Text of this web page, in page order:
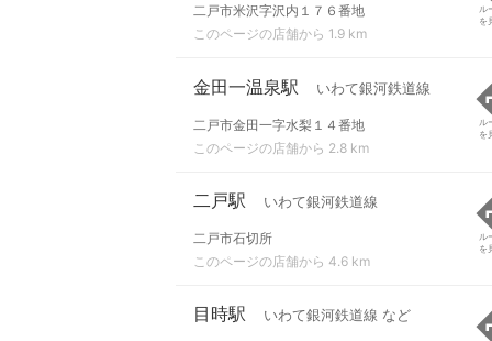
二戸市米沢字沢内１７６番地
このページの店舗から 1.9 km
ル
を
金田一温泉駅 いわて銀河鉄道線
二戸市金田一字水梨１４番地
このページの店舗から 2.8 km
ル
を
二戸駅 いわて銀河鉄道線
二戸市石切所
このページの店舗から 4.6 km
ル
を
目時駅 いわて銀河鉄道線 など